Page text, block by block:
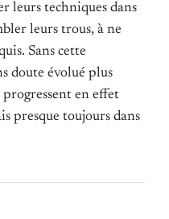
leurs techniques dans
leurs trous, à ne
Sans cette
doute évolué plus
en effet
presque toujours dans